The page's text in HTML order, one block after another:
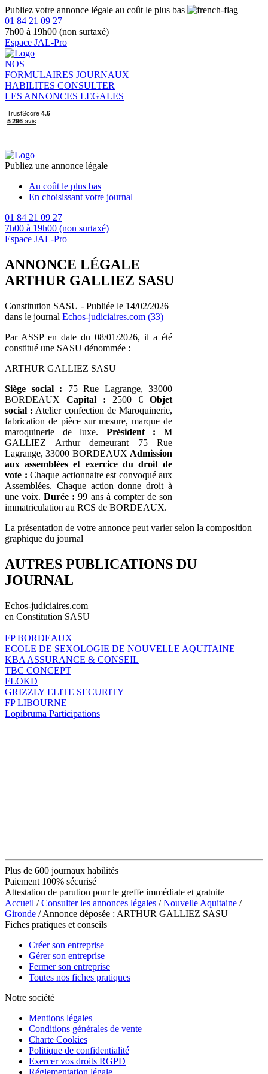
Publiez votre annonce légale au coût le plus bas
01 84 21 09 27
7h00 à 19h00 (non surtaxé)
Espace JAL-Pro
NOS
FORMULAIRES JOURNAUX
HABILITES CONSULTER
LES ANNONCES LEGALES
Publiez une annonce légale
Au coût le plus bas
En choisissant votre journal
01 84 21 09 27
7h00 à 19h00 (non surtaxé)
Espace JAL-Pro
ANNONCE LÉGALE
ARTHUR GALLIEZ SASU
Constitution SASU - Publiée le 14/02/2026
dans le journal Echos-judiciaires.com (33)
Par ASSP en date du 08/01/2026, il a été
constitué une SASU dénommée :
ARTHUR GALLIEZ SASU
Siège social : 75 Rue Lagrange, 33000
BORDEAUX Capital : 2500 € Objet
social : Atelier confection de Maroquinerie,
fabrication de pièce sur mesure, marque de
maroquinerie de luxe. Président : M
GALLIEZ Arthur demeurant 75 Rue
Lagrange, 33000 BORDEAUX Admission
aux assemblées et exercice du droit de
vote : Chaque actionnaire est convoqué aux
Assemblées. Chaque action donne droit à
une voix.Durée : 99 ans à compter de son
immatriculation au RCS de BORDEAUX.
La présentation de votre annonce peut varier selon la composition
graphique du journal
AUTRES PUBLICATIONS DU
JOURNAL
Echos-judiciaires.com
en Constitution SASU
FP BORDEAUX
ECOLE DE SEXOLOGIE DE NOUVELLE AQUITAINE
KBA ASSURANCE & CONSEIL
TBC CONCEPT
FLOKD
GRIZZLY ELITE SECURITY
FP LIBOURNE
Lopibruma Participations
Plus de 600 journaux habilités
Paiement 100% sécurisé
Attestation de parution pour le greffe immédiate et gratuite
Accueil /Consulter les annonces légales /Nouvelle Aquitaine /
Gironde / Annonce déposée : ARTHUR GALLIEZ SASU
Fiches pratiques et conseils
Créer son entreprise
Gérer son entreprise
Fermer son entreprise
Toutes nos fiches pratiques
Notre société
Mentions légales
Conditions générales de vente
Charte Cookies
Politique de confidentialité
Exercer vos droits RGPD
Réglementation légale